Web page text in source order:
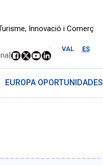
Innovació i Comerç
VAL ES
.
|
EUROPA OPORTUNIDADES